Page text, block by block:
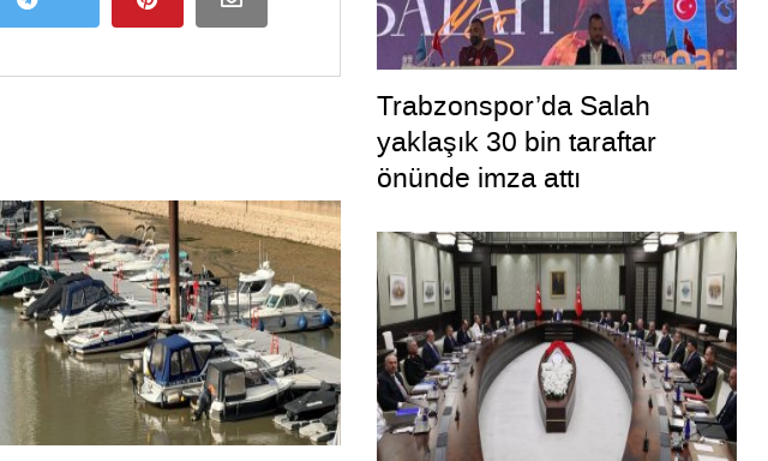
Trabzonspor’da Salah
yaklaşık 30 bin taraftar
önünde imza attı